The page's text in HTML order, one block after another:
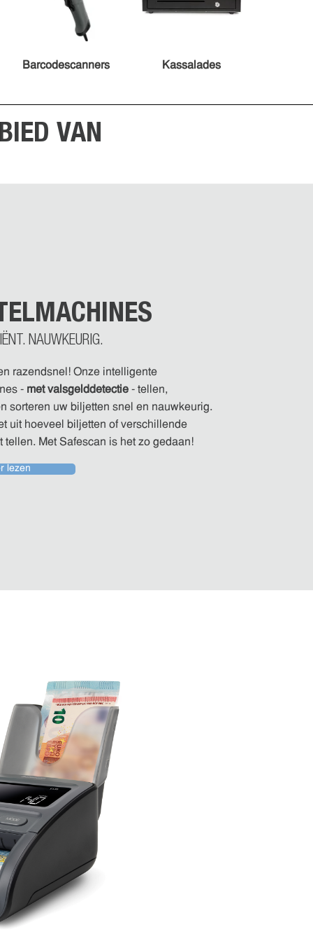
Barcodescanners Kassalades
VAN
NAUWKEURIG.
razendsnel! Onze intelligente
- met valsgelddetectie - tellen,
sorteren uw biljetten snel en nauwkeurig.
uit hoeveel biljetten of verschillende
tellen. Met Safescan is het zo gedaan!
lezen